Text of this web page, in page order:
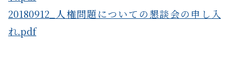
20180912_人権問題についての懇談会の申し入
れ.pdf